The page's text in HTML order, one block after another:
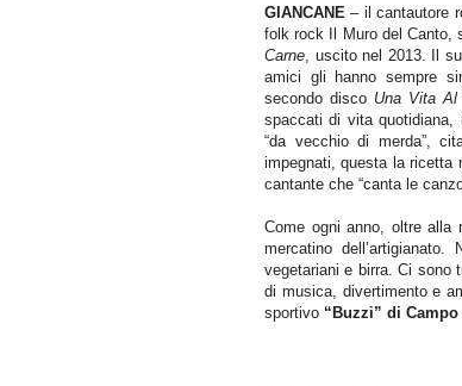
GIANCANE – il cantautore
folk rock Il Muro del Canto,
Carne , uscito nel 2013. Il
amici gli hanno sempre
secondo disco Una Vita Al
spaccati di vita
“da vecchio di merda”,
impegnati, questa la ricetta
cantante che “canta le
Come ogni anno, oltre alla
mercatino
vegetariani e birra. Ci sono
di musica, divertimento e
sportivo “Buzzi” di